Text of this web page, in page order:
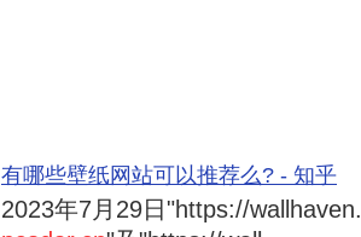
有哪些壁纸网站可以推荐么? - 知乎
2023年7月29日 "https://